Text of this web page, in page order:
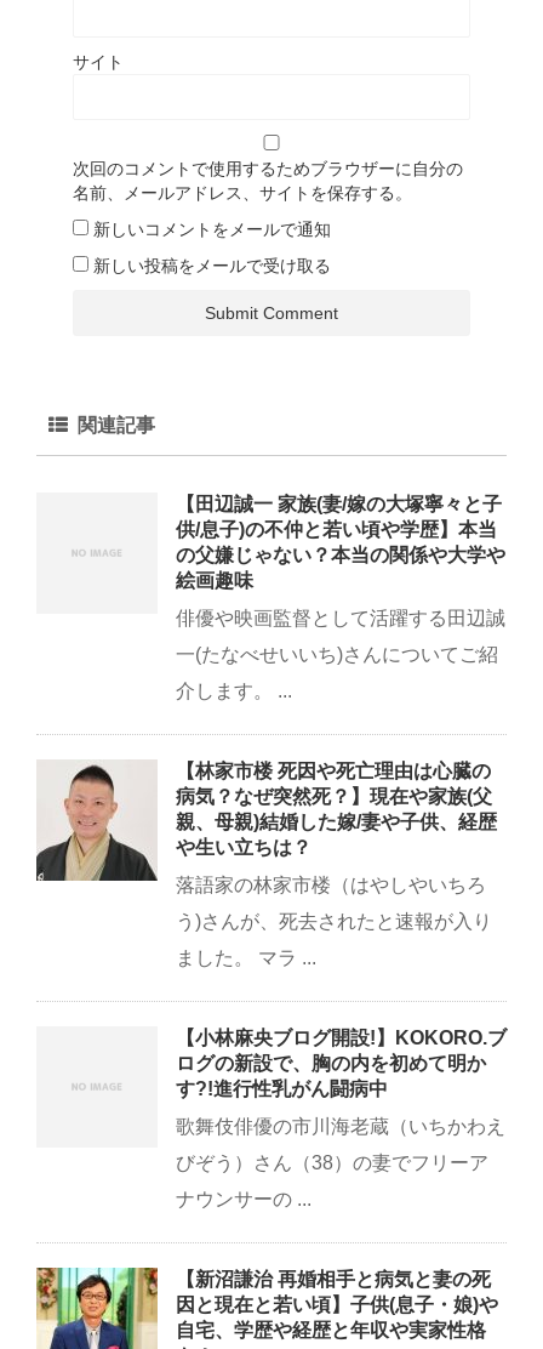
サイト
次回のコメントで使用するためブラウザーに自分の
名前、メールアドレス、サイトを保存する。
新しいコメントをメールで通知
新しい投稿をメールで受け取る
関連記事
【田辺誠一 家族(妻/嫁の大塚寧々と子
供/息子)の不仲と若い頃や学歴】本当
の父嫌じゃない？本当の関係や大学や
絵画趣味
俳優や映画監督として活躍する田辺誠
一(たなべせいいち)さんについてご紹
介します。 ...
【林家市楼 死因や死亡理由は心臓の
病気？なぜ突然死？】現在や家族(父
親、母親)結婚した嫁/妻や子供、経歴
や生い立ちは？
落語家の林家市楼（はやしやいちろ
う)さんが、死去されたと速報が入り
ました。 マラ ...
【小林麻央ブログ開設!】KOKORO.ブ
ログの新設で、胸の内を初めて明か
す?!進行性乳がん闘病中
歌舞伎俳優の市川海老蔵（いちかわえ
びぞう）さん（38）の妻でフリーア
ナウンサーの ...
【新沼謙治 再婚相手と病気と妻の死
因と現在と若い頃】子供(息子・娘)や
自宅、学歴や経歴と年収や実家性格